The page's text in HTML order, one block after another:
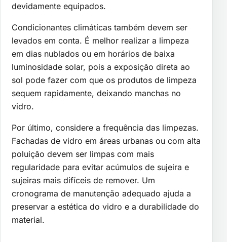
devidamente equipados.
Condicionantes climáticas também devem ser
levados em conta. É melhor realizar a limpeza
em dias nublados ou em horários de baixa
luminosidade solar, pois a exposição direta ao
sol pode fazer com que os produtos de limpeza
sequem rapidamente, deixando manchas no
vidro.
Por último, considere a frequência das limpezas.
Fachadas de vidro em áreas urbanas ou com alta
poluição devem ser limpas com mais
regularidade para evitar acúmulos de sujeira e
sujeiras mais difíceis de remover. Um
cronograma de manutenção adequado ajuda a
preservar a estética do vidro e a durabilidade do
material.